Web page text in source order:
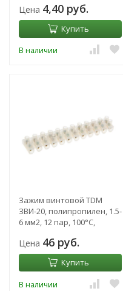
Цена 4,40 руб.
Купить
В наличии
Зажим винтовой TDM
ЗВИ-20, полипропилен, 1.5-
6 мм2, 12 пар, 100°С,
Цена 46 руб.
Купить
В наличии